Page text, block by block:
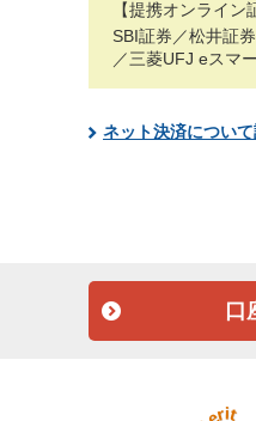
【提携オンライン
SBI証券／松井証
／三菱UFJ eスマ
ネット決済につい
口